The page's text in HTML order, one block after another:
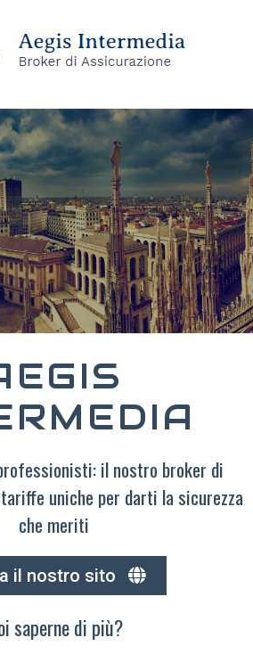
il nostro broker di
uniche per darti la sicurezza
che meriti
il nostro sito
saperne di più?